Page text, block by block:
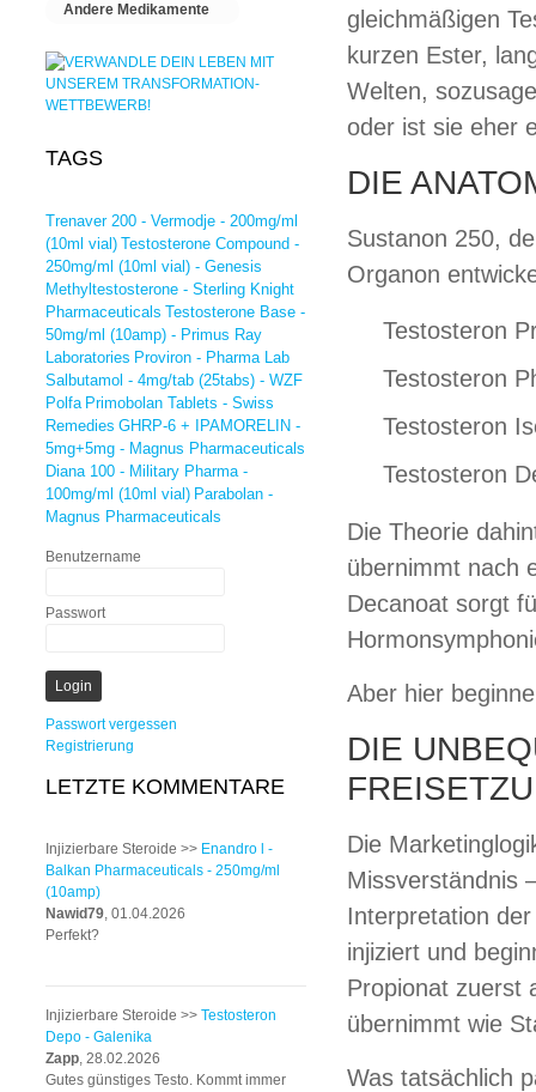
gleichmäßigen
kurzen Ester,
Welten,
oder ist sie eher
DIE
Sustanon 250,
Organon
Testosteron
Testosteron
Testosteron
Testosteron
Die Theorie
übernimmt nach
Decanoat sorgt
Aber hier
DIE
Die
Missverständnis
Interpretation
injiziert und
Propionat zuerst
übernimmt wie
Was tatsächlich
Andere Medikamente
TAGS
Trenaver 200 - Vermodje - 200mg/ml
(10ml vial) Testosterone Compound -
250mg/ml (10ml vial) - Genesis
Methyltestosterone - Sterling Knight
Pharmaceuticals Testosterone Base -
50mg/ml (10amp) - Primus Ray
Laboratories Proviron - Pharma Lab
Salbutamol - 4mg/tab (25tabs) - WZF
Polfa Primobolan Tablets - Swiss
Remedies GHRP-6 + IPAMORELIN -
5mg+5mg - Magnus Pharmaceuticals
Diana 100 - Military Pharma -
100mg/ml (10ml vial) Parabolan -
Magnus Pharmaceuticals
Benutzername
Passwort
Passwort vergessen
Registrierung
LETZTE KOMMENTARE
Injizierbare Steroide >> Enandro l -
Balkan Pharmaceuticals - 250mg/ml
(10amp)
Nawid79, 01.04.2026
Perfekt?
Injizierbare Steroide >> Testosteron
Depo - Galenika
Zapp, 28.02.2026
Gutes günstiges Testo. Kommt immer